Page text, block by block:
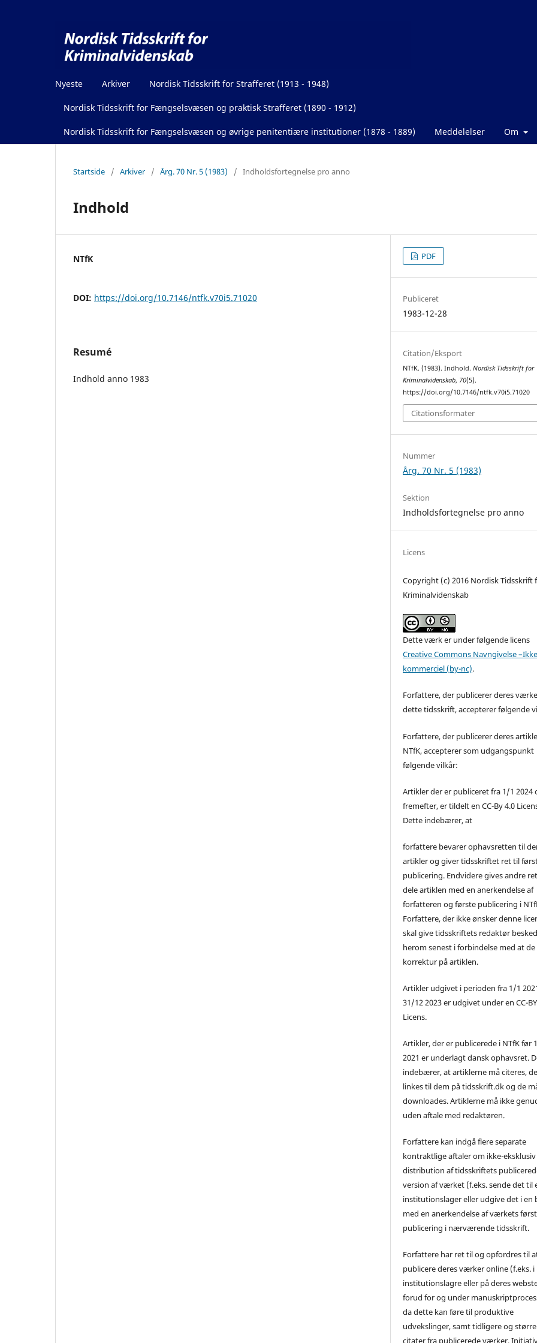
Nyeste Arkiver Nordisk Tidsskrift for Strafferet (1913 - 1948)
Nordisk Tidsskrift for Fængselsvæsen og praktisk Strafferet (1890 - 1912)
Nordisk Tidsskrift for Fængselsvæsen og øvrige penitentiære institutioner (1878 - 1889) Meddelelser Om
Startside / Arkiver / Årg. 70 Nr. 5 (1983) / Indholdsfortegnelse pro anno
Indhold
NTfK
DOI: https://doi.org/10.7146/ntfk.v70i5.71020
Resumé
Indhold anno 1983
PDF
Publiceret
1983-12-28
Citation/Eksport
NTfK. (1983). Indhold.Nordisk Tidsskrift for
Kriminalvidenskab, 70(5).
https://doi.org/10.7146/ntfk.v70i5.71020
Citationsformater
Nummer
Årg. 70 Nr. 5 (1983)
Sektion
Indholdsfortegnelse pro anno
Licens
Copyright (c) 2016 Nordisk Tidsskrift
Kriminalvidenskab
Dette værk er under følgende licens
Creative Commons Navngivelse
kommerciel (by-nc).
Forfattere, der publicerer deres
dette tidsskrift, accepterer følgende
Forfattere, der publicerer deres
NTfK, accepterer som udgangspunkt
følgende vilkår:
Artikler der er publiceret fra 1/1 2024
fremefter, er tildelt en CC-By 4.0
Dette indebærer, at
forfattere bevarer ophavsretten til
artikler og giver tidsskriftet ret til
publicering. Endvidere gives andre
dele artiklen med en anerkendelse af
forfatteren og første publicering i
Forfattere, der ikke ønsker denne
skal give tidsskriftets redaktør besked
herom senest i forbindelse med at
korrektur på artiklen.
Artikler udgivet i perioden fra 1/1
31/12 2023 er udgivet under en CC-
Licens.
Artikler, der er publicerede i NTfK før
2021 er underlagt dansk ophavsret.
indebærer, at artiklerne må citeres,
linkes til dem på tidsskrift.dk og de
downloades. Artiklerne må ikke
uden aftale med redaktøren.
Forfattere kan indgå flere separate
kontraktlige aftaler om ikke-eksklusiv
distribution af tidsskriftets
version af værket (f.eks. sende det til
institutionslager eller udgive det i en
med en anerkendelse af værkets
publicering i nærværende tidsskrift.
Forfattere har ret til og opfordres til
publicere deres værker online (f.eks. i
institutionslagre eller på deres
forud for og under
da dette kan føre til produktive
udvekslinger, samt tidligere og større
citater fra publicerede værker.